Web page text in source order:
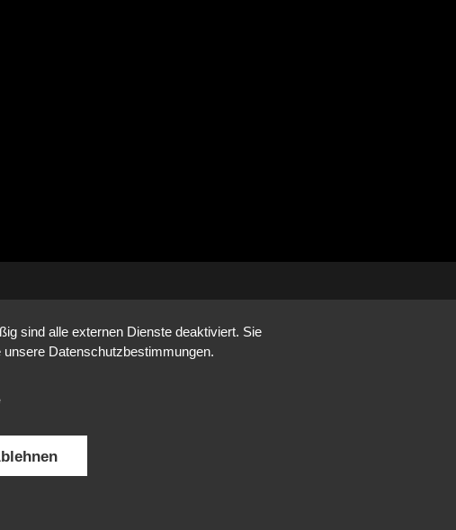
sind alle externen Dienste deaktiviert. Sie
Datenschutzbestimmungen.